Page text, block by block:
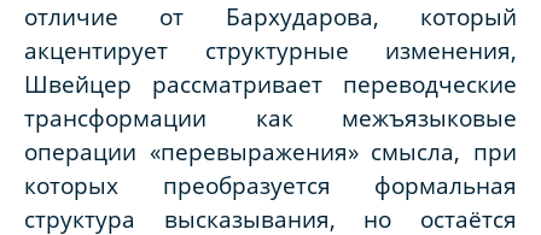
отличие от Бархударова, который
акцентирует структурные изменения,
Швейцер рассматривает переводческие
трансформации как межъязыковые
операции «перевыражения» смысла, при
которых преобразуется формальная
структура высказывания, но остаётся